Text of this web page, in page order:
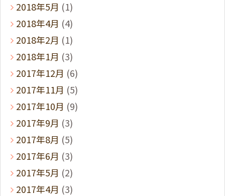
2018年5月 (1)
2018年4月 (4)
2018年2月 (1)
2018年1月 (3)
2017年12月 (6)
2017年11月 (5)
2017年10月 (9)
2017年9月 (3)
2017年8月 (5)
2017年6月 (3)
2017年5月 (2)
2017年4月 (3)